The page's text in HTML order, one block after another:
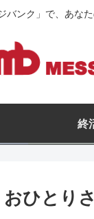
バンク」で、あな
終
ひとり